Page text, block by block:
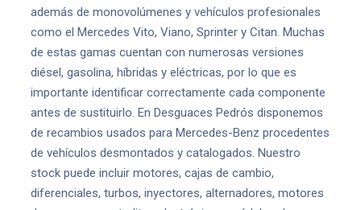
además de monovolúmenes y vehículos profesionales
como el Mercedes Vito, Viano, Sprinter y Citan. Muchas
de estas gamas cuentan con numerosas versiones
diésel, gasolina, híbridas y eléctricas, por lo que es
importante identificar correctamente cada componente
antes de sustituirlo. En Desguaces Pedrós disponemos
de recambios usados para Mercedes-Benz procedentes
de vehículos desmontados y catalogados. Nuestro
stock puede incluir motores, cajas de cambio,
diferenciales, turbos, inyectores, alternadores, motores